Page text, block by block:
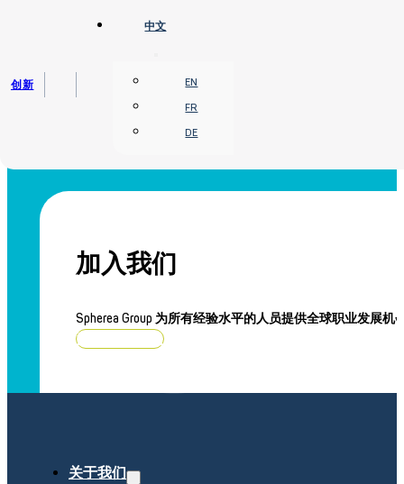
跳转到主要内容 跳转到页脚
创新
中文
EN
FR
DE
关于我们
分类： 未分类
什么都没找到。
加入我们
Spherea Group 为所有经验水平的人员提供全球职业发展机
浏览职位空缺